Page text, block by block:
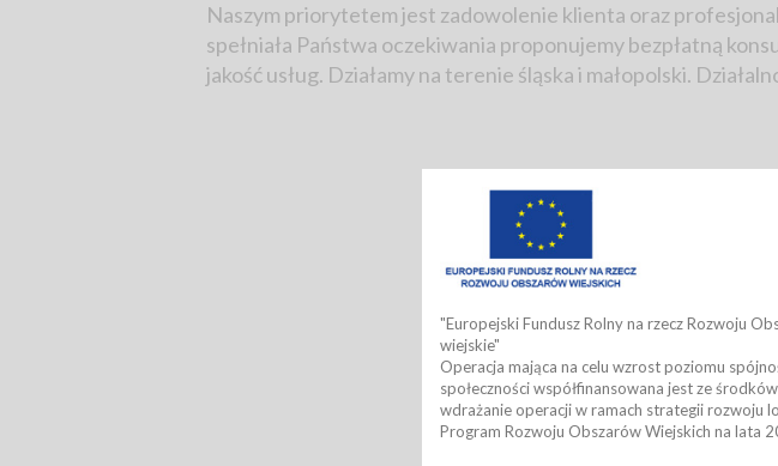
"Europejski Fundusz Rolny na rzecz Rozwoju
wiejskie"
Operacja mająca na celu wzrost poziomu
społeczności współfinansowana jest ze
wdrażanie operacji w ramach strategii rozwoju
Program Rozwoju Obszarów Wiejskich na lata
Naszym priorytetem jest zadowolenie klienta oraz
spełniała Państwa oczekiwania proponujemy bezpłatną
jakość usług. Działamy na terenie śląska i małopolski.